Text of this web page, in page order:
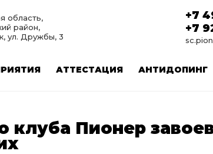
область,
район,
ул. Дружбы, 3
+7
+7
АТТЕСТАЦИЯ АНТИДОПИНГ
клуба Пионер